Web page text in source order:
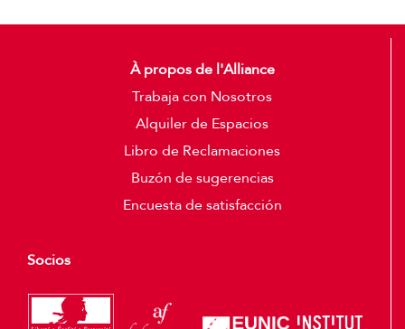
À propos de l'Alliance
Trabaja con Nosotros
Alquiler de Espacios
Libro de Reclamaciones
Buzón de sugerencias
Encuesta de satisfacción
Socios